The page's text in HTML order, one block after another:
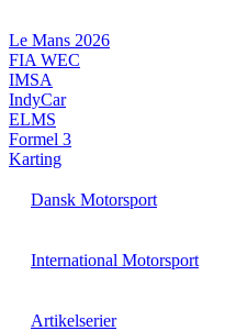
til
indhold
Le Mans 2026
FIA WEC
IMSA
IndyCar
ELMS
Formel 3
Karting
Dansk Motorsport
International Motorsport
Artikelserier